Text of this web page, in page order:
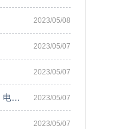
2023/05/08
2023/05/07
2023/05/07
联想ThinkPad X1 Carbon（2017）电脑安 2023/05/07
2023/05/07